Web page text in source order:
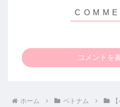
コメントを
ホーム ベトナム